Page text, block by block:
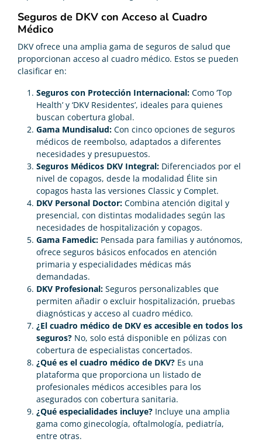
Seguros de DKV con Acceso al Cuadro
Médico
DKV ofrece una amplia gama de seguros de salud que
proporcionan acceso al cuadro médico. Estos se pueden
clasificar en:
Seguros con Protección Internacional: Como ‘Top
Health’ y ‘DKV Residentes’, ideales para quienes
buscan cobertura global.
Gama Mundisalud: Con cinco opciones de seguros
médicos de reembolso, adaptados a diferentes
necesidades y presupuestos.
Seguros Médicos DKV Integral: Diferenciados por el
nivel de copagos, desde la modalidad Élite sin
copagos hasta las versiones Classic y Complet.
DKV Personal Doctor: Combina atención digital y
presencial, con distintas modalidades según las
necesidades de hospitalización y copagos.
Gama Famedic: Pensada para familias y autónomos,
ofrece seguros básicos enfocados en atención
primaria y especialidades médicas más
demandadas.
DKV Profesional: Seguros personalizables que
permiten añadir o excluir hospitalización, pruebas
diagnósticas y acceso al cuadro médico.
¿El cuadro médico de DKV es accesible en todos los
seguros? No, solo está disponible en pólizas con
cobertura de especialistas concertados.
¿Qué es el cuadro médico de DKV? Es una
plataforma que proporciona un listado de
profesionales médicos accesibles para los
asegurados con cobertura sanitaria.
¿Qué especialidades incluye? Incluye una amplia
gama como ginecología, oftalmología, pediatría,
entre otras.